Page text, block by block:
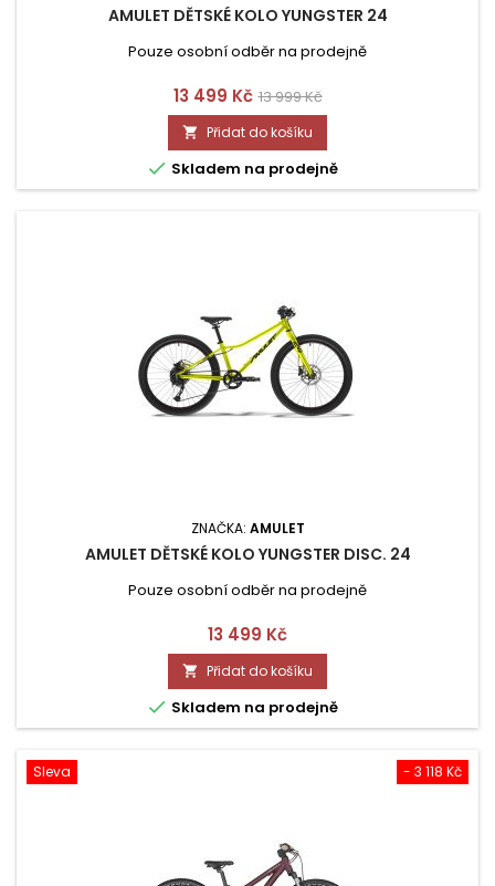
AMULET DĚTSKÉ KOLO YUNGSTER 24
Pouze osobní odběr na prodejně
Cena
13 499 Kč Běžná
cena
13 999 Kč
 Přidat do košíku
 Skladem na prodejně
ZNAČKA: AMULET
AMULET DĚTSKÉ KOLO YUNGSTER DISC. 24
Pouze osobní odběr na prodejně
Cena
13 499 Kč
 Přidat do košíku
 Skladem na prodejně
- 3 118 Kč
Sleva